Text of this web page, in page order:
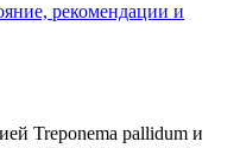
рекомендации и
Treponema pallidum и